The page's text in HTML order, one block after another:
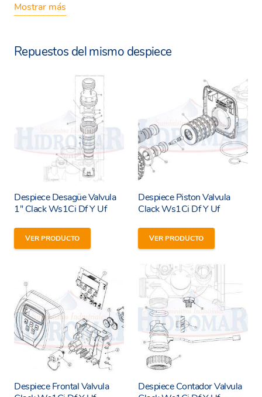
Mostrar más
Repuestos del mismo despiece
Despiece Desagüe Valvula
1″ Clack Ws1Ci Df Y Uf
VER PRODUCTO
Despiece Piston Valvula
Clack Ws1Ci Df Y Uf
VER PRODUCTO
Despiece Frontal Valvula
Despiece Contador Valvula